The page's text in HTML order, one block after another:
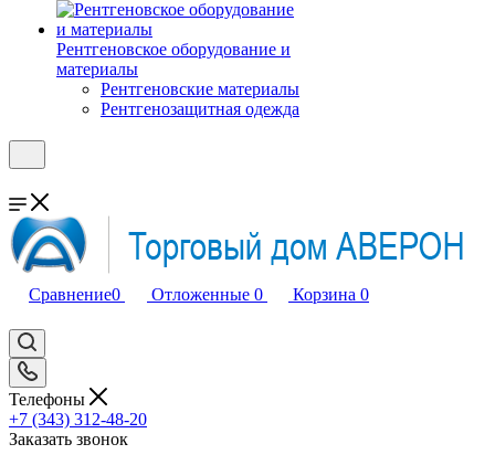
Рентгеновское оборудование и
материалы
Рентгеновские материалы
Рентгенозащитная одежда
Сравнение0 Отложенные 0 Корзина 0
Телефоны
+7 (343) 312-48-20
Заказать звонок